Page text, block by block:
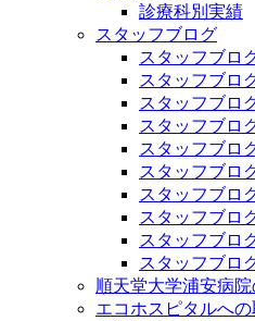
診療科別実績
スタッフブログ
スタッフブロ
スタッフブロ
スタッフブロ
スタッフブロ
スタッフブロ
スタッフブロ
スタッフブロ
スタッフブロ
スタッフブロ
スタッフブロ
順天堂大学浦安病
エコホスピタルへ